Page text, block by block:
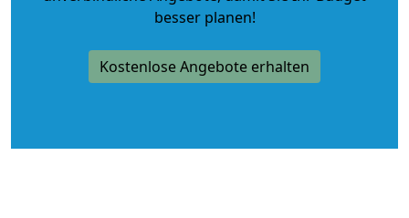
besser planen!
Kostenlose Angebote erhalten